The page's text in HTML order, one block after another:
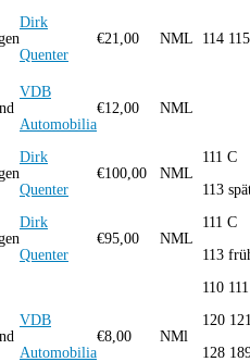
Dirk
Quenter
€21,00 NML 114 115
VDB
Automobilia
€12,00 NML
Dirk
Quenter
€100,00 NML
111 C
113
Dirk
Quenter
€95,00 NML
111 C
113
VDB
Automobilia
€8,00 NMl
110 111
120
128